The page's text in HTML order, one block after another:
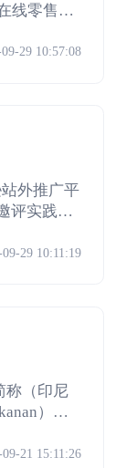
线零售名
29 10:57:08
外推广平
评实践，
09-29 10:11:19
称（印尼
），
质管控系
09-21 15:11:26